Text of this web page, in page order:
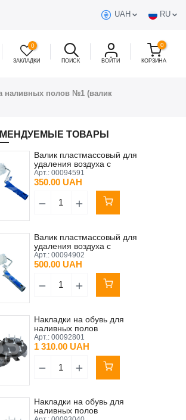
UAH RU
0
ЗАКЛАДКИ ПОИСК ВОЙТИ
0
КОРЗИНА
наливных полов №1 (валик
ТОВАРЫ
Валик пластмассовый для
удаления воздуха с
наливных полов 85х230
мм шип 20 мм Kubala
Арт.: 00094591
350.00 UAH
Валик пластмассовый для
удаления воздуха с
наливных полов 123х230
мм шип 40 мм Kubala
Арт.: 00094902
500.00 UAH
Накладки на обувь для
наливных полов
(мокроступы) 2 шт
(правая+левая) Kubala 25
Арт.: 00092801
1 310.00 UAH
Накладки на обувь для
наливных полов